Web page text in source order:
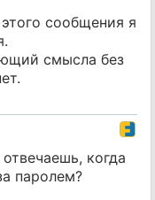
сообщения я
смысла без
когда
паролем?